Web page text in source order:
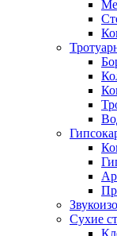
Сухие